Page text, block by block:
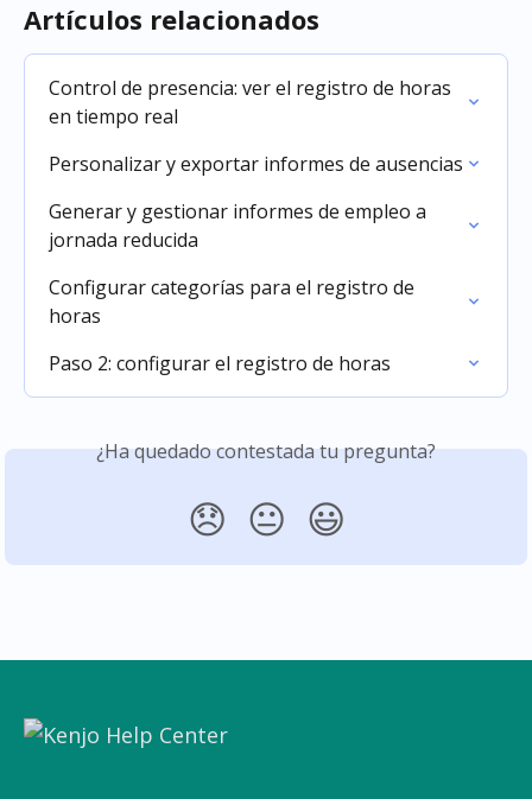
Artículos relacionados
Control de presencia: ver el registro de horas
en tiempo real
Personalizar y exportar informes de ausencias
Generar y gestionar informes de empleo a
jornada reducida
Configurar categorías para el registro de
horas
Paso 2: configurar el registro de horas
¿Ha quedado contestada tu pregunta?
😞 😐 😃